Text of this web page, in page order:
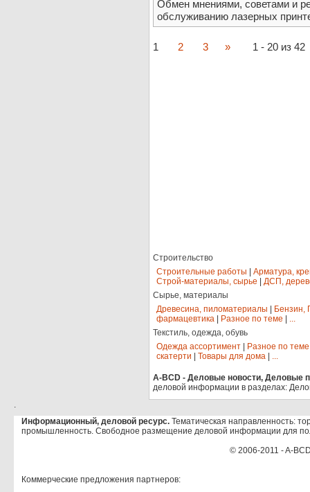
Обмен мнениями, советами и
обслуживанию лазерных
1 2 3 » 1 - 20 из 42
Строительство
Строительные работы
Арматура,
Строй-материалы, сырье
ДСП,
Сырье, материалы
Древесина, пиломатериалы
Бензин,
фармацевтика
Разное по теме
...
Текстиль, одежда, обувь
Одежда ассортимент
Разное по теме
скатерти
Товары для дома ...
A-BCD - Деловые новости, Деловые
деловой информации в разделах:
.
Информационный, деловой ресурс. Тематическая направленность:
промышленность. Свободное размещение деловой информации для
© 2006-2011 - A-
Коммерческие предложения партнеров: